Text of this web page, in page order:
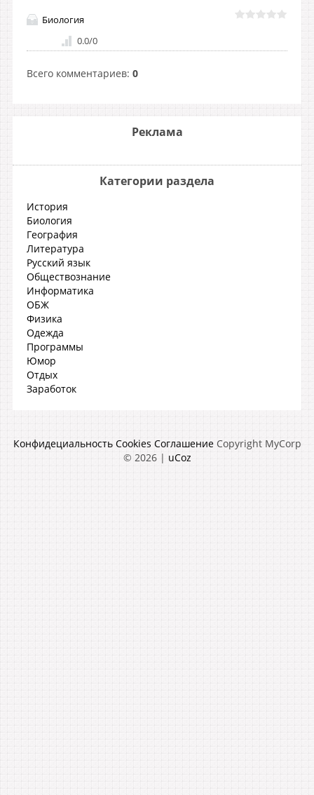
Биология
0.0/0
Всего комментариев: 0
Реклама
Категории раздела
История
Биология
География
Литература
Русский язык
Обществознание
Информатика
ОБЖ
Физика
Одежда
Программы
Юмор
Отдых
Заработок
Конфидециальность Cookies Соглашение Copyright MyCorp
© 2026| uCoz